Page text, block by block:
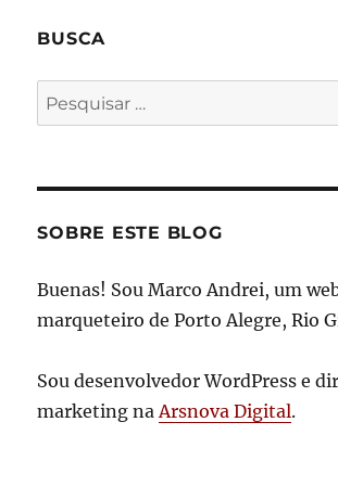
BUSCA
Pesquisar
por:
SOBRE ESTE BLOG
Buenas! Sou Marco Andrei, um
marqueteiro de Porto Alegre, Rio
Sou desenvolvedor WordPress e
marketing naArsnova Digital.